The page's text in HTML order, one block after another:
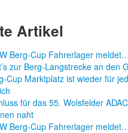
Artikel
Berg-Cup Fahrerlager
zur Berg-Langstrecke an den
Cup Marktplatz ist wieder für
für das 55. Wolsfelder
naht
Berg-Cup Fahrerlager